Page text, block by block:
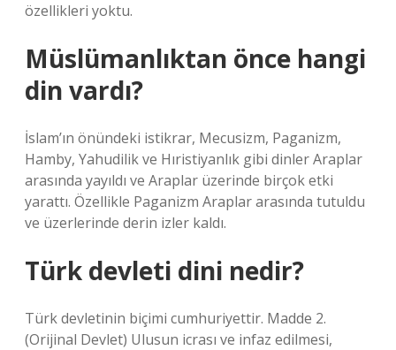
özellikleri yoktu.
Müslümanlıktan önce hangi
din vardı?
İslam’ın önündeki istikrar, Mecusizm, Paganizm,
Hamby, Yahudilik ve Hıristiyanlık gibi dinler Araplar
arasında yayıldı ve Araplar üzerinde birçok etki
yarattı. Özellikle Paganizm Araplar arasında tutuldu
ve üzerlerinde derin izler kaldı.
Türk devleti dini nedir?
Türk devletinin biçimi cumhuriyettir. Madde 2.
(Orijinal Devlet) Ulusun icrası ve infaz edilmesi,